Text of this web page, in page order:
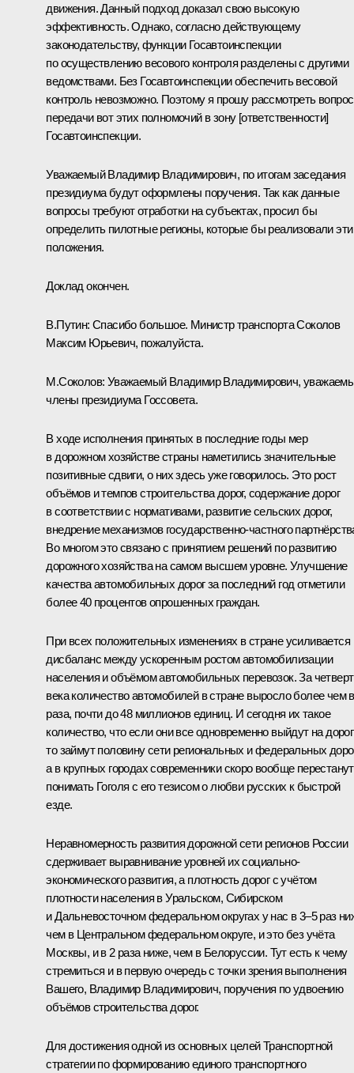
движения. Данный подход доказал свою высокую
эффективность. Однако, согласно действующему
законодательству, функции Госавтоинспекции
по осуществлению весового контроля разделены с другими
ведомствами. Без Госавтоинспекции обеспечить весовой
контроль невозможно. Поэтому я прошу рассмотреть вопрос
передачи вот этих полномочий в зону [ответственности]
Госавтоинспекции.
Уважаемый Владимир Владимирович, по итогам заседания
президиума будут оформлены поручения. Так как данные
вопросы требуют отработки на субъектах, просил бы
определить пилотные регионы, которые бы реализовали эти
положения.
Доклад окончен.
В.Путин: Спасибо большое. Министр транспорта Соколов
Максим Юрьевич, пожалуйста.
М.Соколов: Уважаемый Владимир Владимирович,
члены президиума Госсовета.
В ходе исполнения принятых в последние годы мер
в дорожном хозяйстве страны наметились значительные
позитивные сдвиги, о них здесь уже говорилось. Это рост
объёмов и темпов строительства дорог, содержание дорог
в соответствии с нормативами, развитие сельских дорог,
внедрение механизмов государственно-частного
Во многом это связано с принятием решений по развитию
дорожного хозяйства на самом высшем уровне. Улучшение
качества автомобильных дорог за последний год отметили
более 40 процентов опрошенных граждан.
При всех положительных изменениях в стране усиливается
дисбаланс между ускоренным ростом автомобилизации
населения и объёмом автомобильных перевозок. За
века количество автомобилей в стране выросло более чем
раза, почти до 48 миллионов единиц. И сегодня их такое
количество, что если они все одновременно выйдут на
то займут половину сети региональных и федеральных
а в крупных городах современники скоро вообще перестанут
понимать Гоголя с его тезисом о любви русских к быстрой
езде.
Неравномерность развития дорожной сети регионов России
сдерживает выравнивание уровней их социально-
экономического развития, а плотность дорог с учётом
плотности населения в Уральском, Сибирском
и Дальневосточном федеральном округах у нас в 3–5 раз
чем в Центральном федеральном округе, и это без учёта
Москвы, и в 2 раза ниже, чем в Белоруссии. Тут есть к чему
стремиться и в первую очередь с точки зрения выполнения
Вашего, Владимир Владимирович, поручения по удвоению
объёмов строительства дорог.
Для достижения одной из основных целей Транспортной
стратегии по формированию единого транспортного